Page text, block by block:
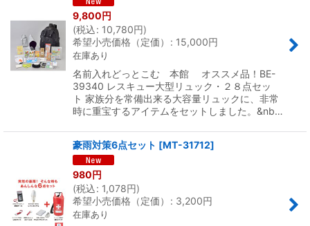
9,800円
(税込: 10,780円)
希望小売価格（定価）
: 15,000円
在庫あり
名前入れどっとこむ 本館 オススメ品！BE-
39340 レスキュー大型リュック・２８点セッ
ト 家族分を常備出来る大容量リュックに、非常
時に重宝するアイテムをセットしました。&nb…
豪雨対策6点セット [MT-31712]
980円
(税込: 1,078円)
希望小売価格（定価）
: 3,200円
在庫あり